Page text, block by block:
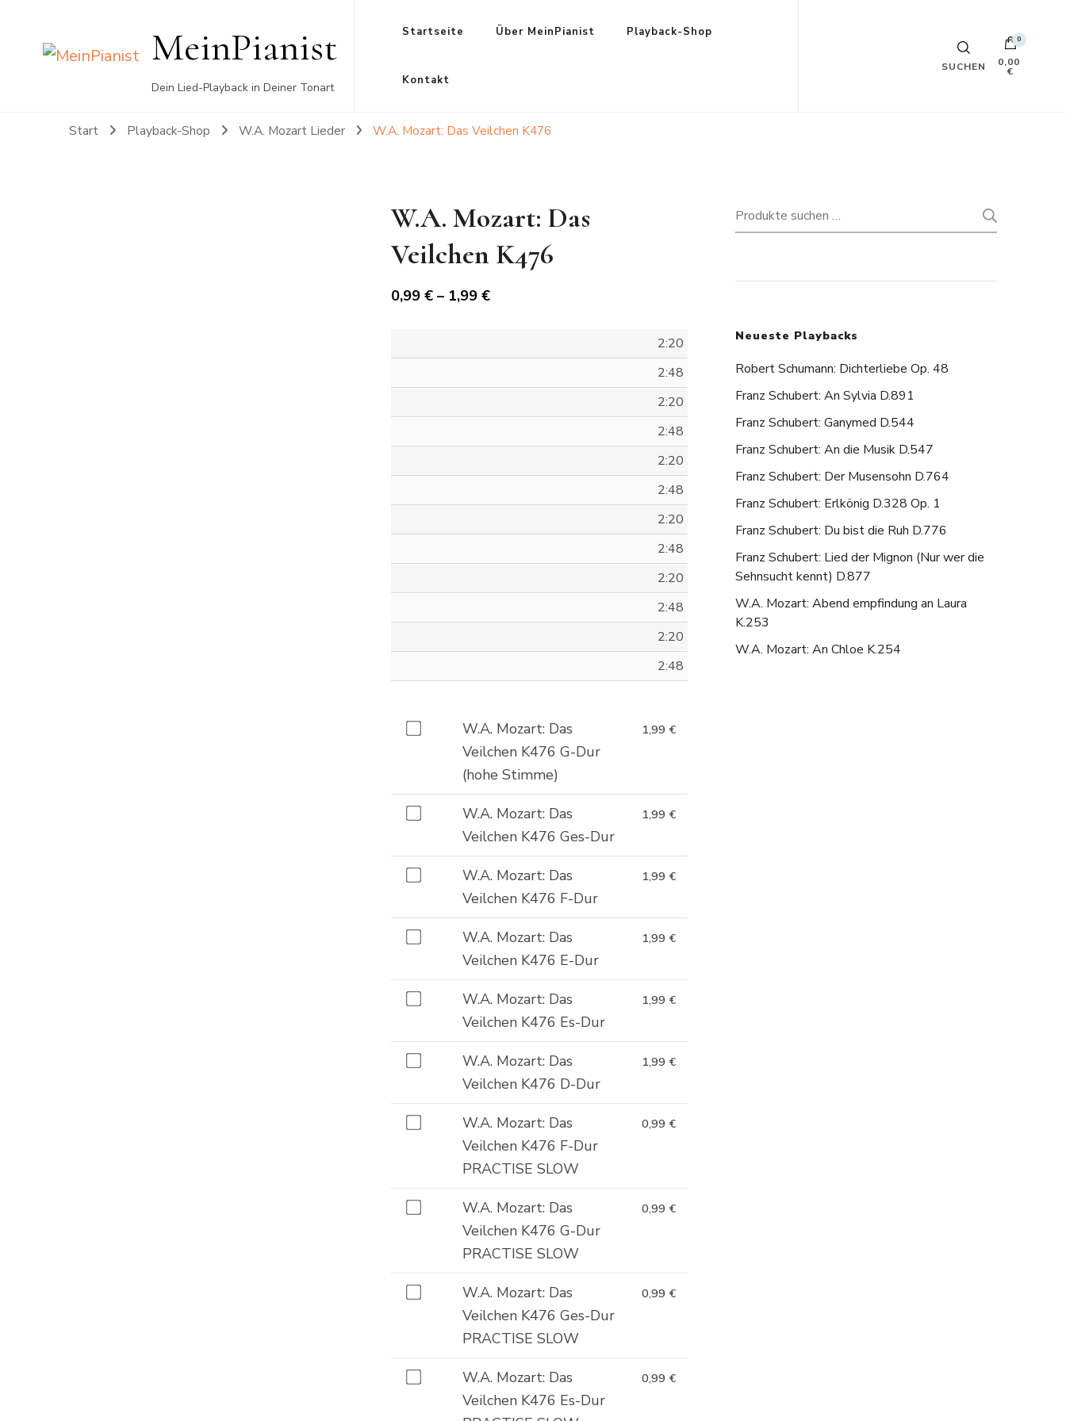
MeinPianist
Dein Lied-Playback in Deiner Tonart
Startseite Über MeinPianist Playback-Shop
Kontakt
SUCHEN
0
0,00
€
Start Playback-Shop W.A. Mozart Lieder W.A. Mozart: Das Veilchen K476
W.A. Mozart: Das
Veilchen K476
0,99 € – 1,99 €Preisspanne:
1,99 €
2:20
2:48
2:20
2:48
2:20
2:48
2:20
2:48
2:20
2:48
2:20
2:48
Kaufe
W.A.
Mozart:
Veilchen
K476
Dur
Stimme)
für
W.A. Mozart: Das
Veilchen K476 G-Dur
(hohe Stimme)
1,99 €
Kaufe
von
W.A.
Mozart:
Das
Veilchen
Ges-
für
1,99 €
W.A. Mozart: Das
Veilchen K476 Ges-Dur
1,99 €
Kaufe
von
W.A.
Mozart:
Das
Veilchen
F-
für
1,99 €
W.A. Mozart: Das
Veilchen K476 F-Dur
1,99 €
Kaufe
von
W.A.
Mozart:
Das
Veilchen
E-
1,99 €
W.A. Mozart: Das
Veilchen K476 E-Dur
1,99 €
Kaufe
von
W.A.
Mozart:
Das
Veilchen
Dur
W.A. Mozart: Das
Veilchen K476 Es-Dur
1,99 €
Kaufe
von
W.A.
Mozart:
Veilchen
K476
für
W.A. Mozart: Das
Veilchen K476 D-Dur
1,99 €
Kaufe
W.A.
Mozart:
Veilchen
K476
F-
SLOW
W.A. Mozart: Das
Veilchen K476 F-Dur
PRACTISE SLOW
0,99 €
Kaufe
W.A.
Mozart:
Veilchen
K476
G-
W.A. Mozart: Das
Veilchen K476 G-Dur
PRACTISE SLOW
0,99 €
Kaufe
W.A.
Mozart:
W.A. Mozart: Das
Veilchen K476 Ges-Dur
PRACTISE SLOW
0,99 €
Kaufe
W.A. Mozart: Das
Veilchen K476 Es-Dur
0,99 €
Suchen
nach:
Neueste Playbacks
Robert Schumann: Dichterliebe Op. 48
Franz Schubert: An Sylvia D.891
Franz Schubert: Ganymed D.544
Franz Schubert: An die Musik D.547
Franz Schubert: Der Musensohn D.764
Franz Schubert: Erlkönig D.328 Op. 1
Franz Schubert: Du bist die Ruh D.776
Franz Schubert: Lied der Mignon (Nur wer die
Sehnsucht kennt) D.877
W.A. Mozart: Abend empfindung an Laura
K.253
W.A. Mozart: An Chloe K.254